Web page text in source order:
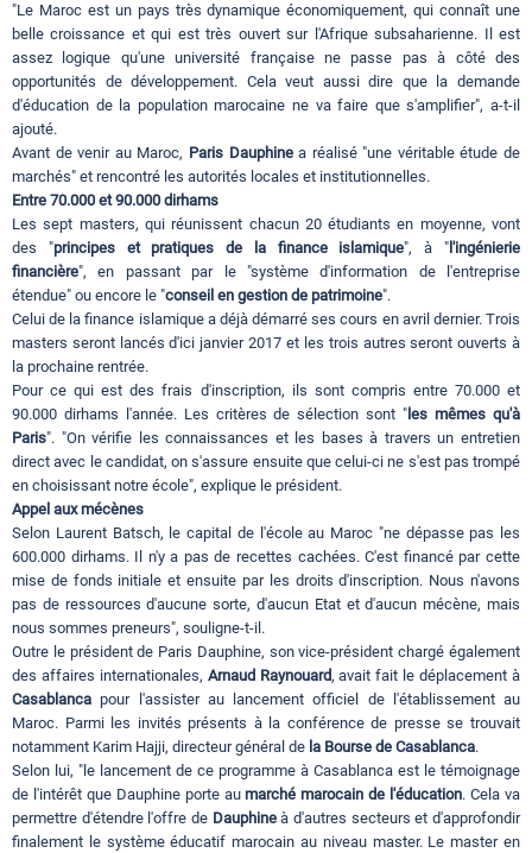
"Le Maroc est un pays très dynamique économiquement, qui connaît une
belle croissance et qui est très ouvert sur l'Afrique subsaharienne. Il est
assez logique qu'une université française ne passe pas à côté des
opportunités de développement. Cela veut aussi dire que la demande
d'éducation de la population marocaine ne va faire que s'amplifier", a-t-il
ajouté.
Avant de venir au Maroc, Paris Dauphinea réalisé "une véritable étude de
marchés" et rencontré les autorités locales et institutionnelles.
Entre 70.000 et 90.000 dirhams
Les sept masters, qui réunissent chacun 20 étudiants en moyenne, vont
des "principes et pratiques de la finance islamique", à " l'ingénierie
financière", en passant par le "système d'information de l'entreprise
étendue" ou encore le "conseil en gestion de patrimoine".
Celui de la finance islamique a déjà démarré ses cours en avril dernier. Trois
masters seront lancés d'ici janvier 2017 et les trois autres seront ouverts à
la prochaine rentrée.
Pour ce qui est des frais d'inscription, ils sont compris entre 70.000 et
90.000 dirhams l'année. Les critères de sélection sont " les mêmes qu'à
Paris". "On vérifie les connaissances et les bases à travers un entretien
direct avec le candidat, on s'assure ensuite que celui-ci ne s'est pas trompé
en choisissant notre école", explique le président.
Appel aux mécènes
Selon Laurent Batsch, le capital de l'école au Maroc "ne dépasse pas les
600.000 dirhams. Il n'y a pas de recettes cachées. C'est financé par cette
mise de fonds initiale et ensuite par les droits d'inscription. Nous n'avons
pas de ressources d'aucune sorte, d'aucun Etat et d'aucun mécène, mais
nous sommes preneurs", souligne-t-il.
Outre le président de Paris Dauphine, son vice-président chargé également
des affaires internationales, Arnaud Raynouard, avait fait le déplacement à
Casablanca pour l'assister au lancement officiel de l'établissement au
Maroc. Parmi les invités présents à la conférence de presse se trouvait
notamment Karim Hajji, directeur général de la Bourse de Casablanca.
Selon lui, "le lancement de ce programme à Casablanca est le témoignage
de l'intérêt que Dauphine porte aumarché marocain de l'éducation. Cela va
permettre d'étendre l'offre de Dauphineà d'autres secteurs et d'approfondir
finalement le système éducatif marocain au niveau master. Le master en